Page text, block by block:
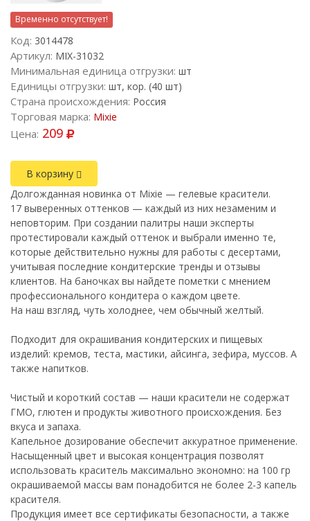
Временно отсутствует!
Код: 3014478
Артикул: MIX-31032
Минимальная единица отгрузки: шт
Единицы отгрузки: шт, кор. (40 шт)
Страна происхождения: Россия
Торговая марка: Mixie
Цена: 209
В корзину
Долгожданная новинка от Mixie — гелевые красители.
17 выверенных оттенков — каждый из них незаменим и
неповторим. При создании палитры наши эксперты
протестировали каждый оттенок и выбрали именно те,
которые действительно нужны для работы с десертами,
учитывая последние кондитерские тренды и отзывы
клиентов. На баночках вы найдете пометки с мнением
профессионального кондитера о каждом цвете.
На наш взгляд, чуть холоднее, чем обычный желтый.
Подходит для окрашивания кондитерских и пищевых
изделий: кремов, теста, мастики, айсинга, зефира, муссов. А
также напитков.
Чистый и короткий состав — наши красители не содержат
ГМО, глютен и продукты животного происхождения. Без
вкуса и запаха.
Капельное дозирование обеспечит аккуратное применение.
Насыщенный цвет и высокая концентрация позволят
использовать краситель максимально экономно: на 100 гр
окрашиваемой массы вам понадобится не более 2-3 капель
красителя.
Продукция имеет все сертификаты безопасности, а также